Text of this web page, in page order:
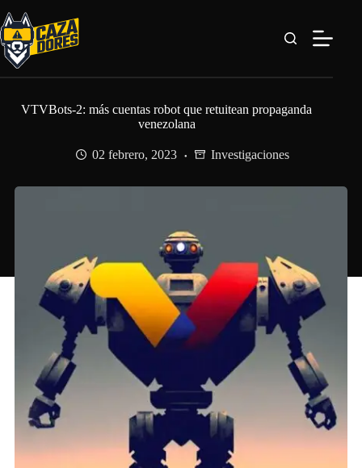
al
contenido
VTVBots-2: más cuentas robot que retuitean propaganda
venezolana
02 febrero, 2023 Investigaciones